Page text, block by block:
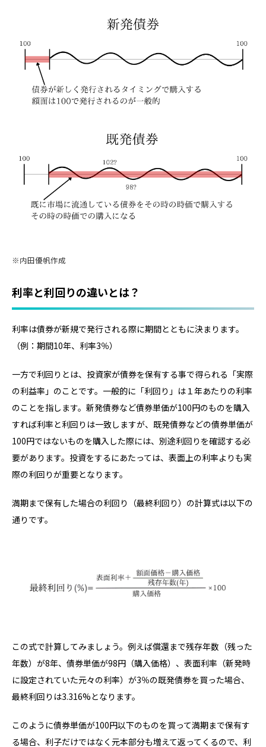
内田優帆作成
利率と利回りの違いとは？
利率は債券が新規で発行される際に期間とともに決まります。
（例：期間10年、利率3％）
一方で利回りとは、投資家が債券を保有する事で得られる「実際
の利益率」のことです。一般的に「利回り」は１年あたりの利率
のことを指します。新発債券など債券単価が100円のものを購入
すれば利率と利回りは一致しますが、既発債券などの債券単価が
100円ではないものを購入した際には、別途利回りを確認する必
要があります。投資をするにあたっては、表面上の利率よりも実
際の利回りが重要となります。
満期まで保有した場合の利回り（最終利回り）の計算式は以下の
通りです。
この式で計算してみましょう。例えば償還まで残存年数（残った
年数）が8年、債券単価が98円（購入価格）、表面利率（新発時
に設定されていた元々の利率）が3％の既発債券を買った場合、
最終利回りは3.316%となります。
このように債券単価が100円以下のものを買って満期まで保有す
る場合、利子だけではなく元本部分も増えて返ってくるので、利